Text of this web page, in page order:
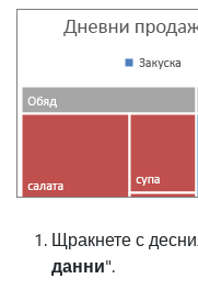
Щракнете с
данни".